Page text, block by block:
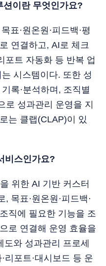
션이란 무엇인가요?
표·원온원·피드백·평
연결하고, AI로 체크
포트 자동화 등 반복 업
시스템이다. 또한 성
록·분석하며, 조직별
로 성과관리 운영을 지
는 클랩(CLAP)이 있
비스인가요?
위한 AI 기반 커스터
목표·원온원·피드백·
직에 필요한 기능을 조
로 연결해 운영 효율을
와 성과관리 프로세
리포트·대시보드 등 운